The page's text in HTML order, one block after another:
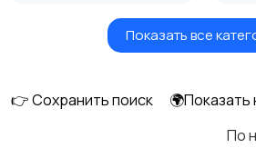
Головные уборыПоказать все
👉 Сохранить поиск
🌍Показать
По